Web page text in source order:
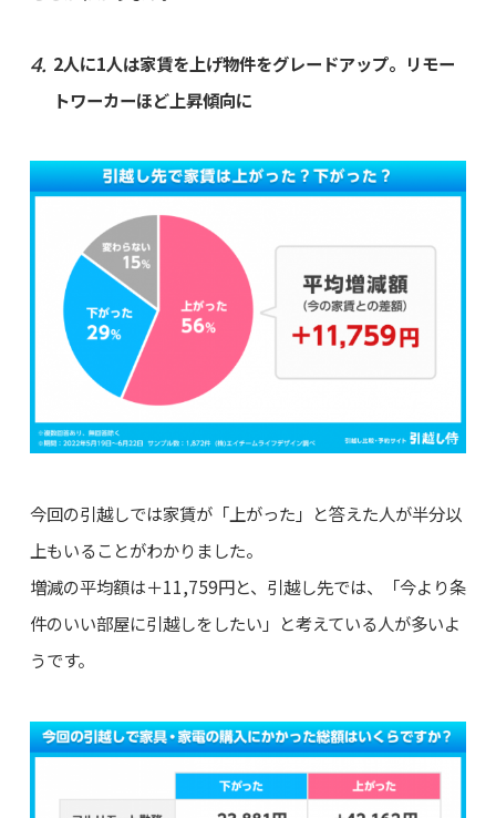
2人に1人は家賃を上げ物件をグレードアップ。リモー
トワーカーほど上昇傾向に
今回の引越しでは家賃が「上がった」と答えた人が半分以
上もいることがわかりました。
増減の平均額は＋11,759円と、引越し先では、「今より条
件のいい部屋に引越しをしたい」と考えている人が多いよ
うです。